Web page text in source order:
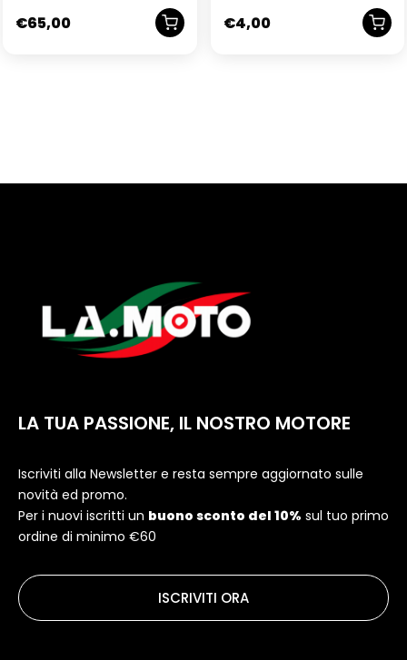
€65,00 €4,00
LA TUA PASSIONE, IL NOSTRO MOTORE
Iscriviti alla Newsletter e resta sempre aggiornato sulle
novità ed promo.
Per i nuovi iscritti un buono sconto del 10% sul tuo primo
ordine di minimo €60
ISCRIVITI ORA